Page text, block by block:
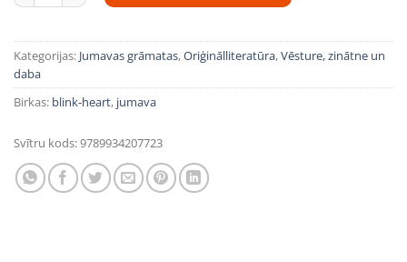
Kategorijas: Jumavas grāmatas,Oriģinālliteratūra,Vēsture, zinātne un
daba
Birkas: blink-heart, jumava
Svītru kods:9789934207723